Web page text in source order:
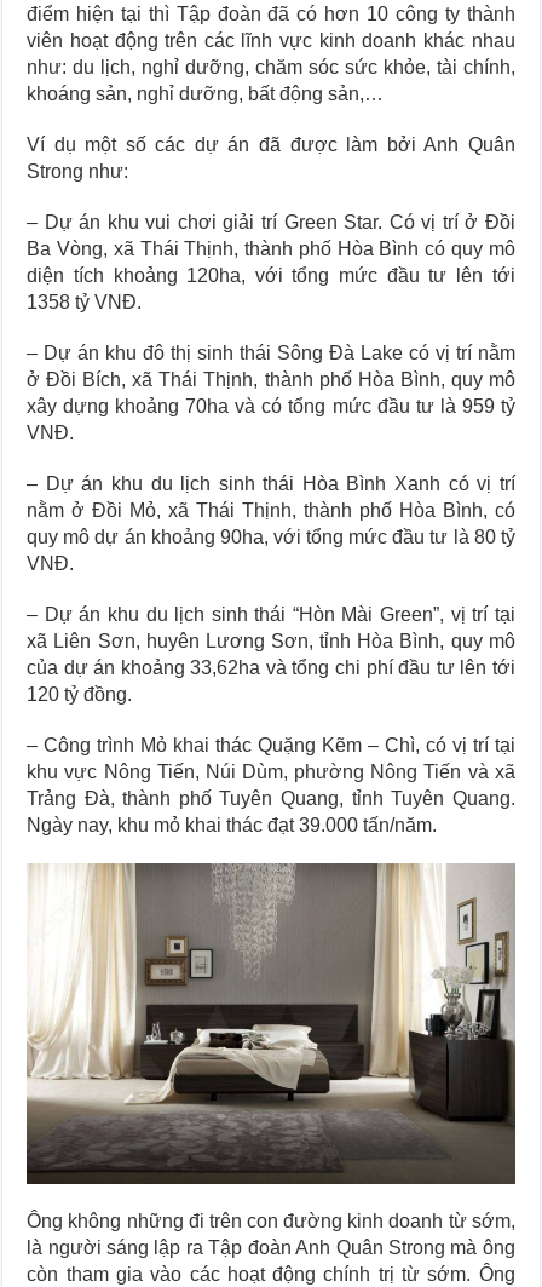
điểm hiện tại thì Tập đoàn đã có hơn 10 công ty thành
viên hoạt động trên các lĩnh vực kinh doanh khác nhau
như: du lịch, nghỉ dưỡng, chăm sóc sức khỏe, tài chính,
khoáng sản, nghỉ dưỡng, bất động sản,…
Ví dụ một số các dự án đã được làm bởi Anh Quân
Strong như:
– Dự án khu vui chơi giải trí Green Star. Có vị trí ở Đồi
Ba Vòng, xã Thái Thịnh, thành phố Hòa Bình có quy mô
diện tích khoảng 120ha, với tổng mức đầu tư lên tới
1358 tỷ VNĐ.
– Dự án khu đô thị sinh thái Sông Đà Lake có vị trí nằm
ở Đồi Bích, xã Thái Thịnh, thành phố Hòa Bình, quy mô
xây dựng khoảng 70ha và có tổng mức đầu tư là 959 tỷ
VNĐ.
– Dự án khu du lịch sinh thái Hòa Bình Xanh có vị trí
nằm ở Đồi Mỏ, xã Thái Thịnh, thành phố Hòa Bình, có
quy mô dự án khoảng 90ha, với tổng mức đầu tư là 80 tỷ
VNĐ.
– Dự án khu du lịch sinh thái “Hòn Mài Green”, vị trí tại
xã Liên Sơn, huyên Lương Sơn, tỉnh Hòa Bình, quy mô
của dự án khoảng 33,62ha và tổng chi phí đầu tư lên tới
120 tỷ đồng.
– Công trình Mỏ khai thác Quặng Kẽm – Chì, có vị trí tại
khu vực Nông Tiến, Núi Dùm, phường Nông Tiến và xã
Trảng Đà, thành phố Tuyên Quang, tỉnh Tuyên Quang.
Ngày nay, khu mỏ khai thác đạt 39.000 tấn/năm.
Ông không những đi trên con đường kinh doanh từ sớm,
là người sáng lập ra Tập đoàn Anh Quân Strong mà ông
còn tham gia vào các hoạt động chính trị từ sớm. Ông